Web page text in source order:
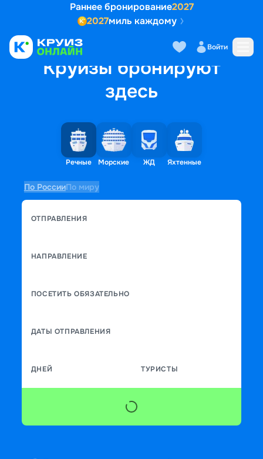
Раннее бронирование2027
2027миль каждому
Войти
Круизы бронируют
здесь
Речные Морские ЖД Яхтенные
По РоссииПо миру
ОТПРАВЛЕНИЯ
НАПРАВЛЕНИЕ
ПОСЕТИТЬ ОБЯЗАТЕЛЬНО
ДАТЫ ОТПРАВЛЕНИЯ
ДНЕЙ ТУРИСТЫ